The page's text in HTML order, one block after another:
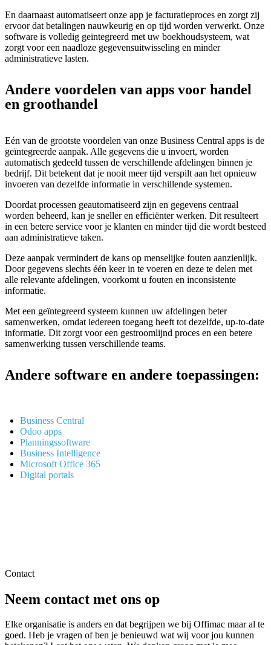
En daarnaast automatiseert onze app je facturatieproces en zorgt zij
ervoor dat betalingen nauwkeurig en op tijd worden verwerkt. Onze
software is volledig geïntegreerd met uw boekhoudsysteem, wat
zorgt voor een naadloze gegevensuitwisseling en minder
administratieve lasten.
Andere voordelen van apps voor handel
en groothandel
Eén van de grootste voordelen van onze Business Central apps is de
geïntegreerde aanpak. Alle gegevens die u invoert, worden
automatisch gedeeld tussen de verschillende afdelingen binnen je
bedrijf. Dit betekent dat je nooit meer tijd verspilt aan het opnieuw
invoeren van dezelfde informatie in verschillende systemen.
Doordat processen geautomatiseerd zijn en gegevens centraal
worden beheerd, kan je sneller en efficiënter werken. Dit resulteert
in een betere service voor je klanten en minder tijd die wordt besteed
aan administratieve taken.
Deze aanpak vermindert de kans op menselijke fouten aanzienlijk.
Door gegevens slechts één keer in te voeren en deze te delen met
alle relevante afdelingen, voorkomt u fouten en inconsistente
informatie.
Met een geïntegreerd systeem kunnen uw afdelingen beter
samenwerken, omdat iedereen toegang heeft tot dezelfde, up-to-date
informatie. Dit zorgt voor een gestroomlijnd proces en een betere
samenwerking tussen verschillende teams.
Andere software en andere toepassingen:
Business Central
Odoo apps
Planningssoftware
Business Intelligence
Microsoft Office 365
Digital portals
Contact
Neem contact met ons op
Elke organisatie is anders en dat begrijpen we bij Offimac maar al te
goed. Heb je vragen of ben je benieuwd wat wij voor jou kunnen